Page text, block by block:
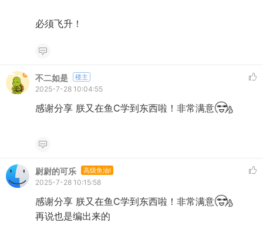
必须飞升！
不二如是 楼主
2025-7-28 10:04:55
感谢分享 朕又在鱼C学到东西啦！非常满意
尉尉的可乐 高级鱼油I
2025-7-28 10:15:58
感谢分享 朕又在鱼C学到东西啦！非常满意
再说也是编出来的